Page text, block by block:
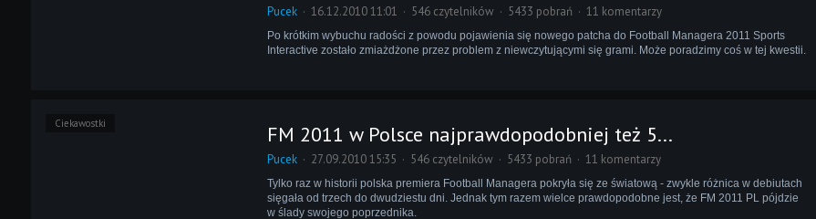
Pucek 16.12.2010 11:01 546 czytelników 5433 pobrań 11 komentarzy
Po krótkim wybuchu radości z powodu pojawienia się nowego patcha do Football Managera 2011 Sports
Interactive zostało zmiażdżone przez problem z niewczytującymi się grami. Może poradzimy coś w tej kwestii.
Ciekawostki FM 2011 w Polsce najprawdopodobniej też 5...
Pucek 27.09.2010 15:35 546 czytelników 5433 pobrań 11 komentarzy
Tylko raz w historii polska premiera Football Managera pokryła się ze światową - zwykle różnica w debiutach
sięgała od trzech do dwudziestu dni. Jednak tym razem wielce prawdopodobne jest, że FM 2011 PL pójdzie
w ślady swojego poprzednika.